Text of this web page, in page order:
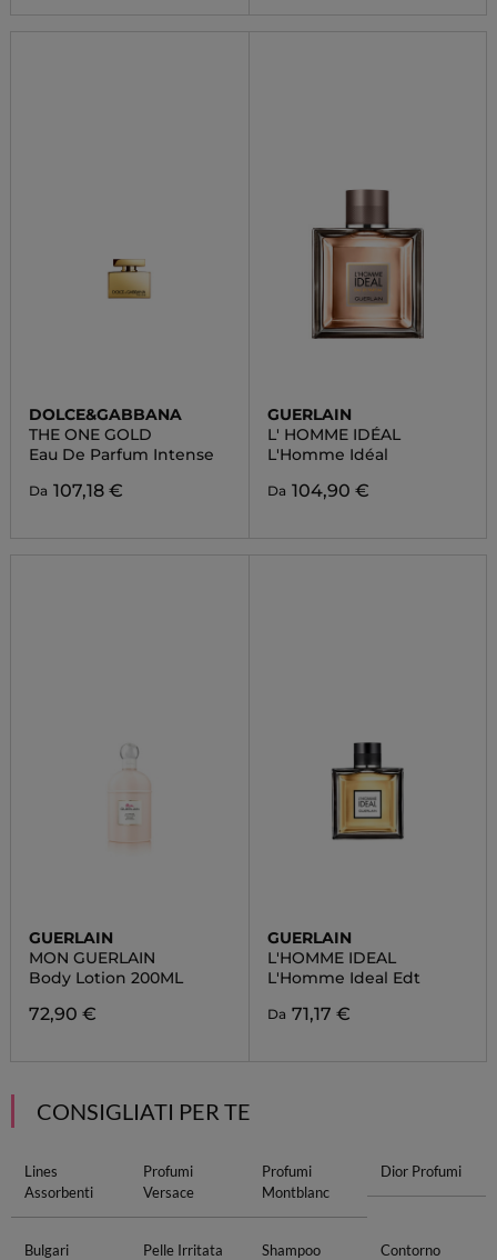
DOLCE&GABBANA
THE ONE GOLD
Eau De Parfum Intense
Da 107,18 €
GUERLAIN
L' HOMME IDÉAL
L'Homme Idéal
Da 104,90 €
GUERLAIN
MON GUERLAIN
Body Lotion 200ML
72,90 €
GUERLAIN
L'HOMME IDEAL
L'Homme Ideal Edt
Da 71,17 €
CONSIGLIATI PER TE
Lines
Assorbenti
Profumi
Versace
Profumi
Montblanc
Dior Profumi
Bulgari
Pelle Irritata
Shampoo
Contorno